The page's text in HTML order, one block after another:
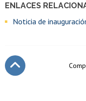
ENLACES
Noticia de